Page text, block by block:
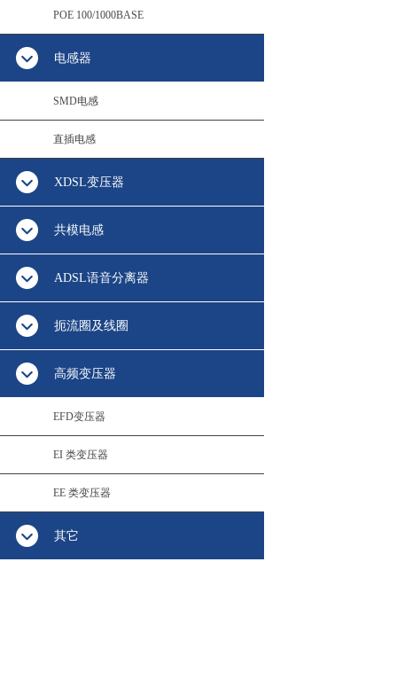
POE 100/1000BASE
电感器
SMD电感
直插电感
XDSL变压器
共模电感
ADSL语音分离器
扼流圈及线圈
高频变压器
EFD变压器
EI 类变压器
EE 类变压器
其它